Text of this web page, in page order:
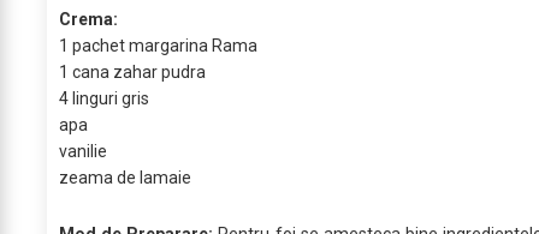
Crema:
1 pachet margarina Rama
1 cana zahar pudra
4 linguri gris
apa
vanilie
zeama de lamaie